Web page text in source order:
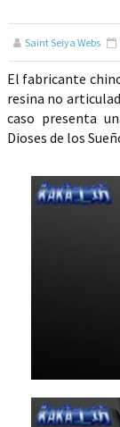
Saint Seiya Webs
El fabricante
resina no
caso presenta
Dioses de los